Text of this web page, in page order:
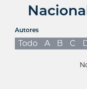
Autores
Todo A B C